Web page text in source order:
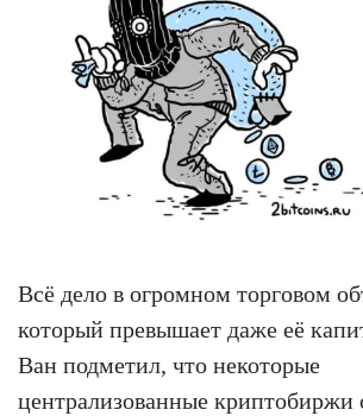
Всё дело в огромном торговом
который превышает даже её
Ван подметил, что некоторые
централизованные криптобиржи